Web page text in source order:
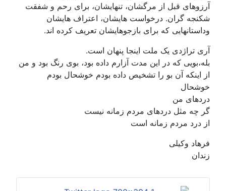
آرزوهای قبل از مرگشان، تنهایشان، برای رحم و شفقت
شکنجه گران. درخواست هایشان، اعتراف هایشان
وداستانهایی که برای بازجوهایشان تعریف کرده اند.
آری تراژدی یک ملت اینجا پنهان است.
بله،بویی که در این مدت آزارم داده بود، بوی رنگ بود و من
از اینکه آن بو را تشخیص داده بودم خوشحال بودم
خوشحال
دردهای من
گر چه مثل دردهای مردم زمانه نیست
از درد مردم زمانه است
فرهاد وکیلی
زندان